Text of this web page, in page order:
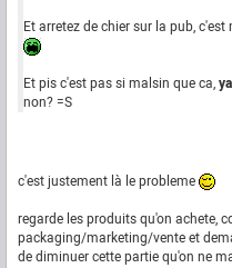
Et arretez de chier sur la pub,
Et pis c'est pas si malsin que ca,
non? =S
c'est justement là le probleme
regarde les produits qu'on achete,
packaging/marketing/vente et
de diminuer cette partie qu'on ne